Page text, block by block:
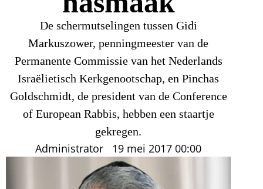
De schermutselingen tussen Gidi
Markuszower, penningmeester van de
Permanente Commissie van het Nederlands
Israëlietisch Kerkgenootschap, en Pinchas
Goldschmidt, de president van de Conference
of European Rabbis, hebben een staartje
gekregen.
Administrator 19 mei 2017 00:00